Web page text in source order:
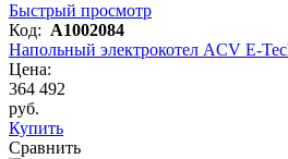
Быстрый просмотр
Код: A1002084
Напольный электрокотел ACV E-
Цена:
364 492
руб.
Купить
Сравнить